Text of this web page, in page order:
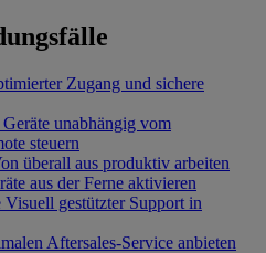
Zugang und sichere
Geräte unabhängig vom
steuern
überall aus produktiv arbeiten
aus der Ferne aktivieren
Visuell gestützter Support in
Aftersales-Service anbieten